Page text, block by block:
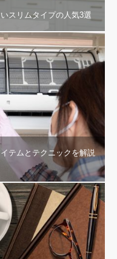
スリムタイプの人気3選
テムとテクニックを解説